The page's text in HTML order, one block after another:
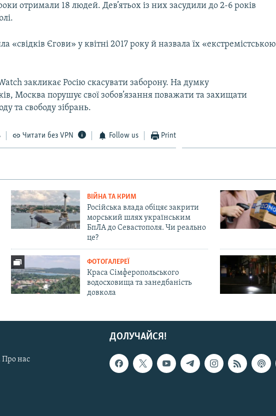
отримали 18 людей. Дев’ятьох із них засудили до 2-6 років
«свідків Єгови» у квітні 2017 року й назвала їх «екстремістською
закликає Росію скасувати заборону. На думку
Москва порушує свої зобов’язання поважати та захищати
та свободу зібрань.
Читати без VPN Follow us Print
ВІЙНА ТА КРИМ
Російська влада обіцяє закрити
морський шлях українським
БпЛА до Севастополя. Чи реально
це?
ФОТОГАЛЕРЕЇ
Краса Сімферопольського
водосховища та занедбаність
довкола
ДОЛУЧАЙСЯ!
Про нас